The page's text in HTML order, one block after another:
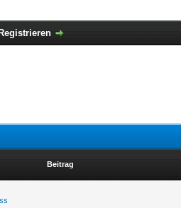
Registrieren
Beitrag